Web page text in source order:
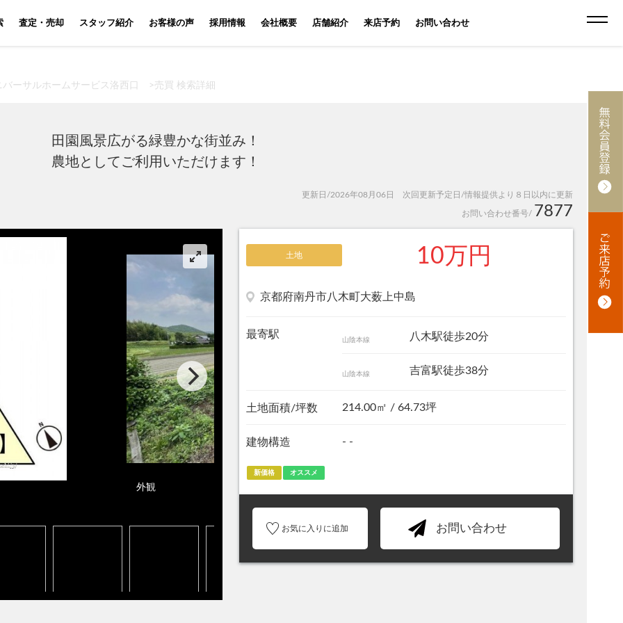
査定・売却 スタッフ紹介 お客様の声 採用情報 会社概要 店舗紹介 来店予約 お問い合わせ
ーサルホームサービス洛西口 >売買 検索詳細
田園風景広がる緑豊かな街並み！
農地としてご利用いただけます！
更新日/2026年08月06日 次回更新予定日/情報提供より８日以内に更新
お問い合わせ番号/ 7877
外観
土地 10万円
京都府南丹市八木町大薮上中島
最寄駅 山陰本線 八木駅徒歩20分
山陰本線 吉富駅徒歩38分
土地面積/坪数 214.00㎡ / 64.73坪
建物構造 - -
新価格 オススメ
お気に入りに追加 お問い合わせ